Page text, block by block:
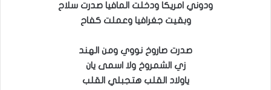
ودوني امريكا ودخلت المافيا صدرت سلاح
وبقيت جغرافيا وعملت كفاح
صدرت صاروخ نووي ومن الهند
زي الشمروخ ولا اسمى يان
ياولاد القلب هتجبلي القلب